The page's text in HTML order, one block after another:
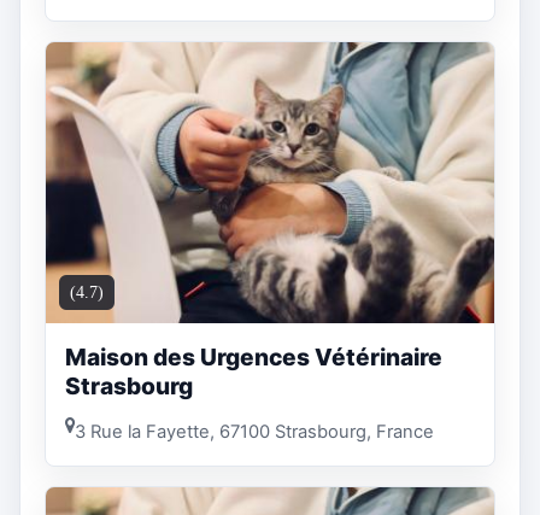
(4.7)
Maison des Urgences Vétérinaire
Strasbourg
3 Rue la Fayette, 67100 Strasbourg, France